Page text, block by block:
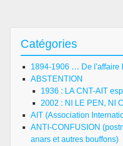
Catégories
1894-1906 … De l'affaire
ABSTENTION
1936 : LA CNT-AIT
2002 : NI LE PEN, NI
AIT (Association
ANTI-CONFUSION
anars et autres bouffons)